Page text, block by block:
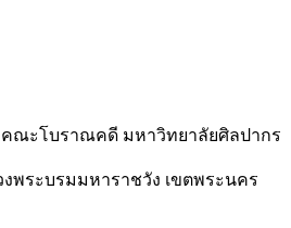
ณะโบราณคดี มหาวิทยาลัยศิลปากร
พระบรมมหาราชวัง เขตพระนคร